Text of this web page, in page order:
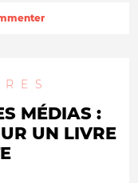
MÉDIAS :
UN LIVRE